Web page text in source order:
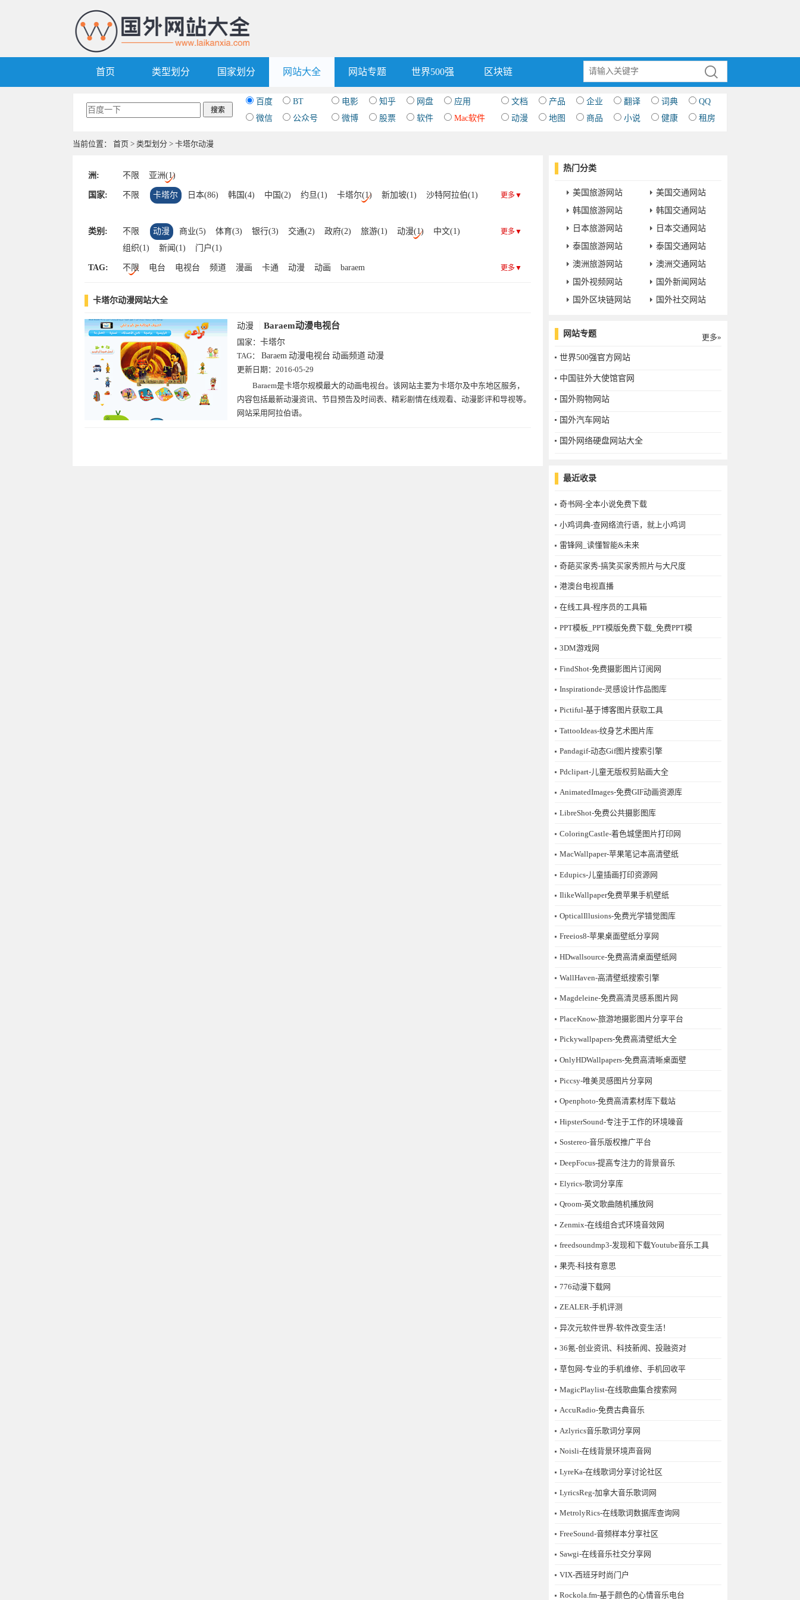
首页 类型划分 国家划分 网站大全 网站专题 世界500强 区块链
百度 BT 电影 知乎 网盘 应用 文档 产品 企业 翻译 词典
QQ
微信
公众号 微博 股票 软件 Mac软件 动漫 地图 商品 小说 健康 租房
当前位置： 首页 > 类型划分 > 卡塔尔动漫
洲: 不限 亚洲(1)
国家: 不限 卡塔尔 日本(86) 韩国(4) 中国(2) 约旦(1) 卡塔尔(1) 新加坡(1) 沙特阿拉伯(1) 更多▼
类别: 不限 动漫 商业(5) 体育(3) 银行(3) 交通(2) 政府(2) 旅游(1) 动漫(1)
中文(1)
组织(1)
新闻(1) 门户(1)
更多▼
TAG: 不限 电台 电视台 频道 漫画 卡通 动漫 动画 baraem 更多▼
卡塔尔动漫网站大全
动漫 Baraem动漫电视台
国家： 卡塔尔
TAG： Baraem 动漫电视台 动画频道 动漫
更新日期： 2016-05-29
Baraem是卡塔尔规模最大的动画电视台。该网站主要为卡塔尔及中东地区服务，
内容包括最新动漫资讯、节目预告及时间表、精彩剧情在线观看、动漫影评和导视等。
网站采用阿拉伯语。
热门分类
美国旅游网站
美国交通网站
韩国旅游网站
韩国交通网站
日本旅游网站
日本交通网站
泰国旅游网站
泰国交通网站
澳洲旅游网站
澳洲交通网站
国外视频网站
国外新闻网站
国外区块链网站
国外社交网站
网站专题 更多»
世界500强官方网站
中国驻外大使馆官网
国外购物网站
国外汽车网站
国外网络硬盘网站大全
最近收录
奇书网-全本小说免费下载
小鸡词典-查网络流行语，就上小鸡词
雷锋网_读懂智能&未来
奇葩买家秀-搞笑买家秀照片与大尺度
港澳台电视直播
在线工具-程序员的工具箱
PPT模板_PPT模版免费下载_免费PPT模
3DM游戏网
FindShot-免费摄影图片订阅网
Inspirationde-灵感设计作品图库
Pictiful-基于博客图片获取工具
TattooIdeas-纹身艺术图片库
Pandagif-动态Gif图片搜索引擎
Pdclipart-儿童无版权剪贴画大全
AnimatedImages-免费GIF动画资源库
LibreShot-免费公共摄影图库
ColoringCastle-着色城堡图片打印网
MacWallpaper-苹果笔记本高清壁纸
Edupics-儿童插画打印资源网
IlikeWallpaper免费苹果手机壁纸
OpticalIllusions-免费光学错觉图库
Freeios8-苹果桌面壁纸分享网
HDwallsource-免费高清桌面壁纸网
WallHaven-高清壁纸搜索引擎
Magdeleine-免费高清灵感系图片网
PlaceKnow-旅游地摄影图片分享平台
Pickywallpapers-免费高清壁纸大全
OnlyHDWallpapers-免费高清晰桌面壁
Piccsy-唯美灵感图片分享网
Openphoto-免费高清素材库下载站
HipsterSound-专注于工作的环境噪音
Sostereo-音乐版权推广平台
DeepFocus-提高专注力的背景音乐
Elyrics-歌词分享库
Qroom-英文歌曲随机播放网
Zenmix-在线组合式环境音效网
freedsoundmp3-发现和下载Youtube音乐工具
果壳-科技有意思
776动漫下载网
ZEALER-手机评测
异次元软件世界-软件改变生活！
36氪-创业资讯、科技新闻、投融资对
草包网-专业的手机维修、手机回收平
MagicPlaylist-在线歌曲集合搜索网
AccuRadio-免费古典音乐
Azlyrics音乐歌词分享网
Noisli-在线背景环境声音网
LyreKa-在线歌词分享讨论社区
LyricsReg-加拿大音乐歌词网
MetrolyRics-在线歌词数据库查询网
FreeSound-音频样本分享社区
Sawgi-在线音乐社交分享网
​VIX-西班牙时尚门户
Rockola.fm-基于颜色的心情音乐电台